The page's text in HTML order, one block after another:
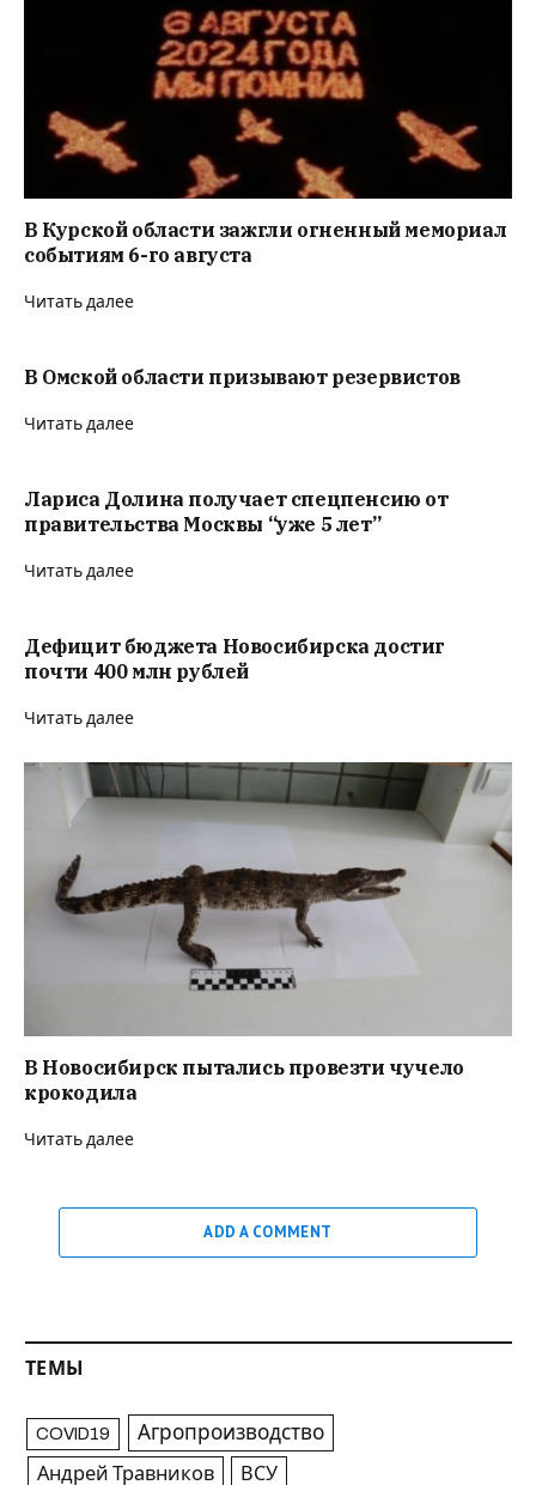
В Курской области зажгли огненный мемориал
событиям 6-го августа
Читать далее
В Омской области призывают резервистов
Читать далее
Лариса Долина получает спецпенсию от
правительства Москвы “уже 5 лет”
Читать далее
Дефицит бюджета Новосибирска достиг
почти 400 млн рублей
Читать далее
В Новосибирск пытались провезти чучело
крокодила
Читать далее
ADD A COMMENT
ТЕМЫ
COVID19 Агропроизводство
Андрей Травников ВСУ